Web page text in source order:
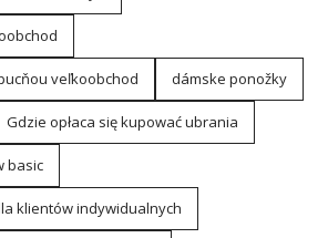
veľkoobchod dámske ponožky
Gdzie opłaca się kupować ubrania
basic
klientów indywidualnych